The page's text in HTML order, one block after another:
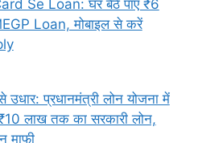
Se Loan: घर बैठे पाएं ₹6
Loan, मोबाइल से करें
उधार: प्रधानमंत्री लोन योजना में
लाख तक का सरकारी लोन,
माफी